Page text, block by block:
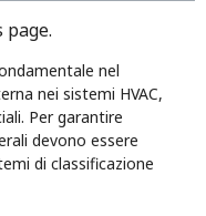
nel
nei sistemi HVAC,
Per garantire
devono essere
di classificazione